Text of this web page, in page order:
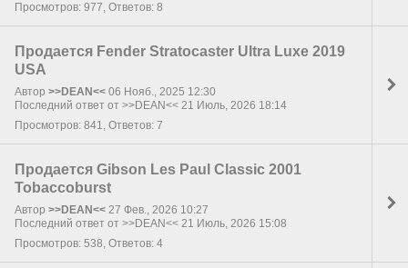
Просмотров: 977, Ответов: 8
Продается Fender Stratocaster Ultra Luxe 2019
USA
Автор >>DEAN<< 06 Нояб., 2025 12:30
Последний ответ от >>DEAN<< 21 Июль, 2026 18:14
Просмотров: 841, Ответов: 7
Продается Gibson Les Paul Classic 2001
Tobaccoburst
Автор >>DEAN<< 27 Фев., 2026 10:27
Последний ответ от >>DEAN<< 21 Июль, 2026 15:08
Просмотров: 538, Ответов: 4